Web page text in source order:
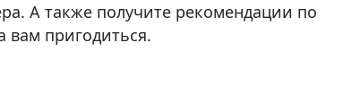
А также получите рекомендации по
пригодиться.